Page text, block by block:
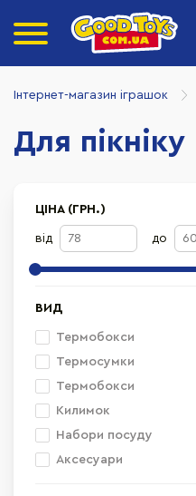
Інтернет-магазин іграшок
Для пікніку
ЦІНА (ГРН.)
від до
ВИД
Термобокси
Термосумки
Термобокси
Килимок
Набори посуду
Аксесуари